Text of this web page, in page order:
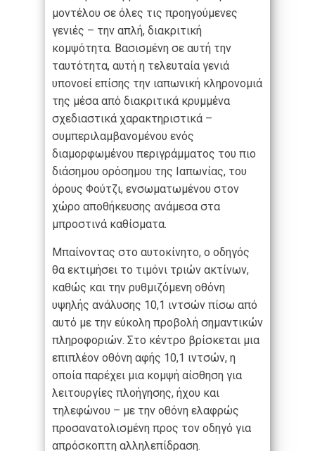
μοντέλου σε όλες τις προηγούμενες
γενιές – την απλή, διακριτική
κομψότητα. Βασισμένη σε αυτή την
ταυτότητα, αυτή η τελευταία γενιά
υπονοεί επίσης την ιαπωνική κληρονομιά
της μέσα από διακριτικά κρυμμένα
σχεδιαστικά χαρακτηριστικά –
συμπεριλαμβανομένου ενός
διαμορφωμένου περιγράμματος του πιο
διάσημου ορόσημου της Ιαπωνίας, του
όρους Φούτζι, ενσωματωμένου στον
χώρο αποθήκευσης ανάμεσα στα
μπροστινά καθίσματα.
Μπαίνοντας στο αυτοκίνητο, ο οδηγός
θα εκτιμήσει το τιμόνι τριών ακτίνων,
καθώς και την ρυθμιζόμενη οθόνη
υψηλής ανάλυσης 10,1 ιντσών πίσω από
αυτό με την εύκολη προβολή σημαντικών
πληροφοριών. Στο κέντρο βρίσκεται μια
επιπλέον οθόνη αφής 10,1 ιντσών, η
οποία παρέχει μια κομψή αίσθηση για
λειτουργίες πλοήγησης, ήχου και
τηλεφώνου – με την οθόνη ελαφρώς
προσανατολισμένη προς τον οδηγό για
απρόσκοπτη αλληλεπίδραση.